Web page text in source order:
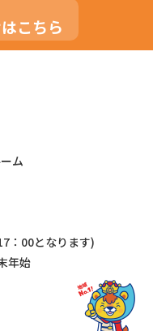
こちら
ム
：00となります)
年始